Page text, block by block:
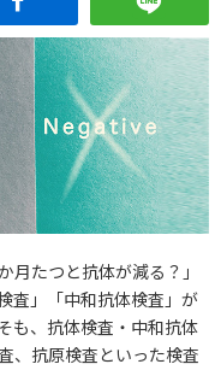
たつと抗体が減る？」
査」「中和抗体検査」が
も、抗体検査・中和抗体
、抗原検査といった検査